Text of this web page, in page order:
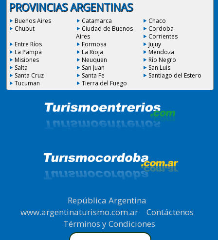
PROVINCIAS ARGENTINAS
Buenos Aires Catamarca
Chaco
Chubut
Ciudad de Buenos
Aires
Cordoba
Corrientes
Entre Ríos
Formosa
Jujuy
La Pampa
La Rioja
Mendoza
Misiones
Neuquen
Río Negro
Salta
San Juan
San Luis
Santa Cruz
Santa Fe
Santiago del Estero
Tucuman
Tierra del Fuego
República Argentina
www.argentinaturismo.com.ar| Contáctenos
Términos y Condiciones